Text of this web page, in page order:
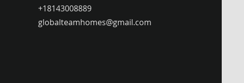
+18143008889
globalteamhomes@gmail.com